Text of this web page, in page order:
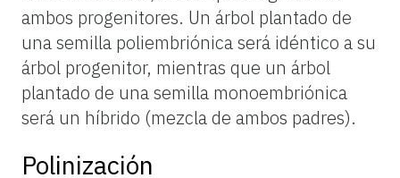
ambos progenitores. Un árbol plantado de
una semilla poliembriónica será idéntico a su
árbol progenitor, mientras que un árbol
plantado de una semilla monoembriónica
será un híbrido (mezcla de ambos padres).
Polinización